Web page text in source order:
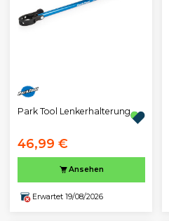
Park Tool Lenkerhalterung
46,99 €
Ansehen
Erwartet 19/08/2026